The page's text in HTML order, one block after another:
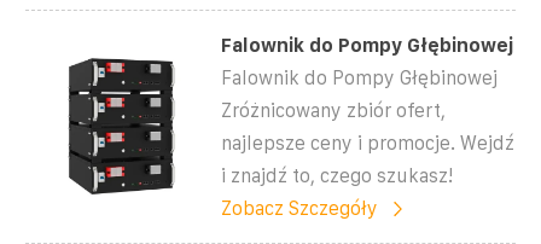
Falownik do Pompy Głębinowej
Falownik do Pompy Głębinowej
Zróżnicowany zbiór ofert,
najlepsze ceny i promocje. Wejdź
i znajdź to, czego szukasz!
Zobacz Szczegóły